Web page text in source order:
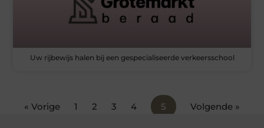
Uw rijbewijs halen bij een gespecialiseerde verkeersschool
« Vorige 1 2 3 4 5 Volgende »